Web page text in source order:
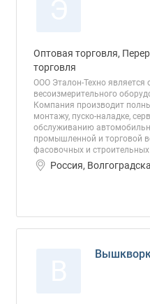
Оптовая торговля,
торговля
ООО Эталон-Техно
весоизмерительного
Компания производит
монтажу, пуско-наладке,
обслуживанию
промышленной и торговой
фасовочных и
Россия,